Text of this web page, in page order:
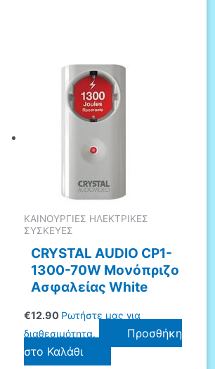
ΚΑΙΝΟΥΡΓΙΕΣ ΗΛΕΚΤΡΙΚΕΣ
ΣΥΣΚΕΥΕΣ
CRYSTAL AUDIO CP1-
1300-70W Μονόπριζο
Ασφαλείας White
€12.90 Ρωτήστε μας για
διαθεσιμότητα.
Προσθήκη
στο Καλάθι